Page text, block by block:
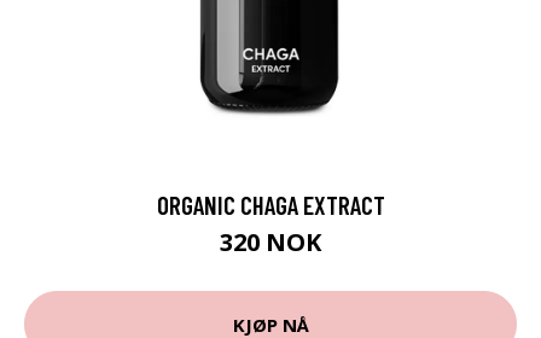
ORGANIC CHAGA EXTRACT
320 NOK
KJØP NÅ